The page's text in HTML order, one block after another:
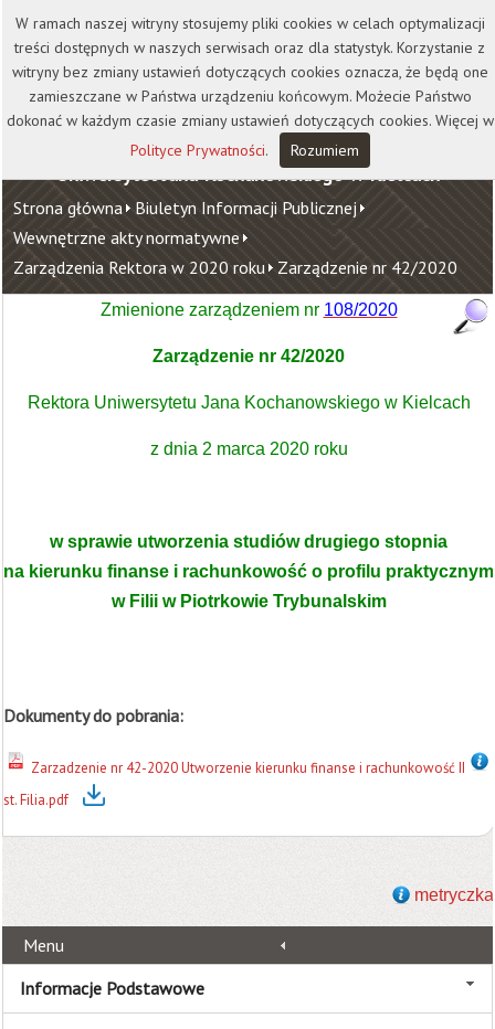
Kontakt Biblioteka
Wydawnictwo
Wirtualna Uczelnia
Uniwersytet Jana Kochanowskiego w Kielcach
Strona główna Biuletyn Informacji Publicznej
Wewnętrzne akty normatywne
Zarządzenia Rektora w 2020 roku Zarządzenie nr 42/2020
Zmienione zarządzeniem nr 108/2020
Zarządzenie nr 42/2020
Rektora Uniwersytetu Jana Kochanowskiego w Kielcach
z dnia 2 marca 2020 roku
w sprawie utworzenia studiów drugiego stopnia
na kierunku finanse i rachunkowość o profilu praktycznym
w Filii w Piotrkowie Trybunalskim
Dokumenty do pobrania:
Zarzadzenie nr 42-2020 Utworzenie kierunku finanse i rachunkowość II
st. Filia.pdf
metryczka
Menu
Informacje Podstawowe
W ramach naszej witryny stosujemy pliki cookies w celach optymalizacji
treści dostępnych w naszych serwisach oraz dla statystyk. Korzystanie z
witryny bez zmiany ustawień dotyczących cookies oznacza, że będą one
zamieszczane w Państwa urządzeniu końcowym. Możecie Państwo
dokonać w każdym czasie zmiany ustawień dotyczących cookies. Więcej w
Polityce Prywatności. Rozumiem